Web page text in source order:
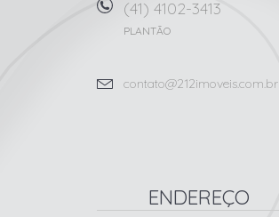
(41) 4102-3413
PLANTÃO
contato@212imoveis.com.br
ENDEREÇO